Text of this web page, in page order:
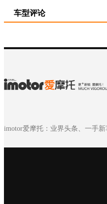
车型评论
imotor爱摩托：业界头条、一手